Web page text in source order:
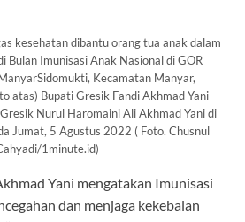
kesehatan dibantu orang tua anak dalam
Bulan Imunisasi Anak Nasional di GOR
Kecamatan Manyar,
atas) Bupati Gresik Fandi Akhmad Yani
Nurul Haromaini Ali Akhmad Yani di
Jumat, 5 Agustus 2022 ( Foto. Chusnul
1minute.id)
Yani mengatakan Imunisasi
dan menjaga kekebalan